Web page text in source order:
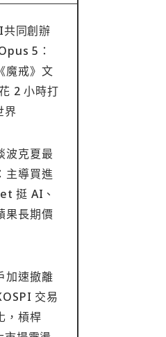
同創辦
5：
魔戒》文
2 小時打
界
波克夏最
主導買進
挺 AI、
果長期價
加速撤離
交易
，槓桿